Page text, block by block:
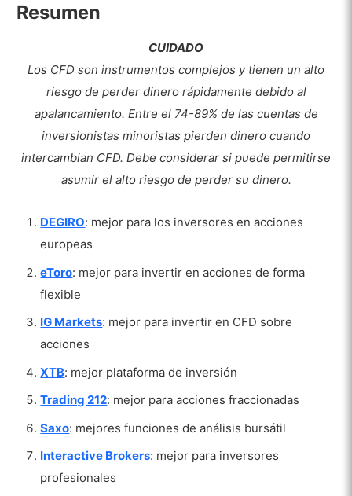
10. Scalable Capital
Invertir en acciones enteras frente a acciones
fraccionadas
¿Qué comprar: acciones reales o acciones
CFD?
cuentas ómnibus?
Recursos útiles para invertir en acciones
Resumen
CUIDADO
Los CFD son instrumentos complejos y tienen un alto
riesgo de perder dinero rápidamente debido al
apalancamiento. Entre el 74-89% de las cuentas de
inversionistas minoristas pierden dinero cuando
intercambian CFD. Debe considerar si puede permitirse
asumir el alto riesgo de perder su dinero.
DEGIRO: mejor para los inversores en acciones
europeas
eToro: mejor para invertir en acciones de forma
flexible
IG Markets: mejor para invertir en CFD sobre
acciones
XTB: mejor plataforma de inversión
Trading 212: mejor para acciones fraccionadas
Saxo: mejores funciones de análisis bursátil
Interactive Brokers: mejor para inversores
profesionales